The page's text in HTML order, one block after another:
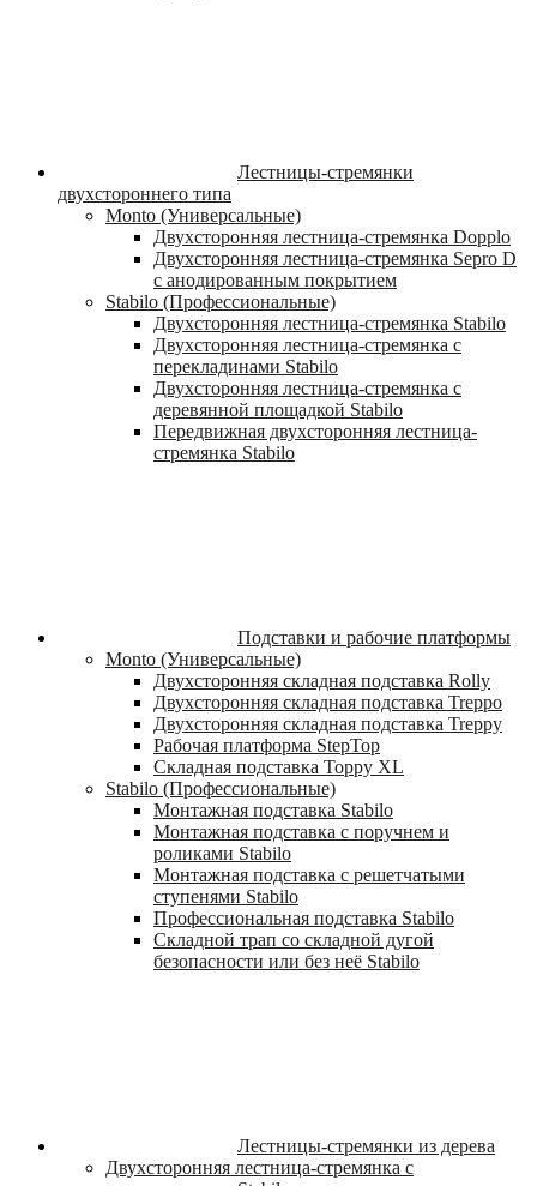
Лестницы-стремянки
двухстороннего типа
Monto (Универсальные)
Двухсторонняя лестница-стремянка Dopplo
Двухсторонняя лестница-стремянка Sepro D
с анодированным покрытием
Stabilo (Профессиональные)
Двухсторонняя лестница-стремянка Stabilo
Двухсторонняя лестница-стремянка с
перекладинами Stabilo
Двухсторонняя лестница-стремянка с
деревянной площадкой Stabilo
Передвижная двухсторонняя лестница-
стремянка Stabilo
Подставки и рабочие платформы
Monto (Универсальные)
Двухсторонняя складная подставка Rolly
Двухсторонняя складная подставка Treppo
Двухсторонняя складная подставка Treppy
Рабочая платформа StepTop
Складная подставка Toppy XL
Stabilo (Профессиональные)
Монтажная подставка Stabilo
Монтажная подставка с поручнем и
роликами Stabilo
Монтажная подставка с решетчатыми
ступенями Stabilo
Профессиональная подставка Stabilo
Складной трап со складной дугой
безопасности или без неё Stabilo
Лестницы-стремянки из дерева
Двухсторонняя лестница-стремянка с